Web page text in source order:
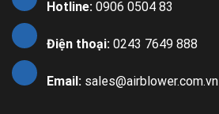
Hotline: 0906 0504 83
Điện thoại: 0243 7649 888
Email: sales@airblower.com.vn